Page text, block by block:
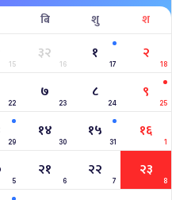
बि शु श
15
३२
16
१
17
२
18
22
७
23
८
24
९
25
29
१४
30
१५
31
१६
1
5
२१
6
२२
7
२३
8